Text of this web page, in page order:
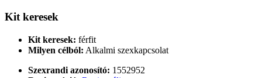
Kit keresek
Kit keresek: férfit
Milyen célból: Alkalmi szexkapcsolat
Szexrandi azonosító: 1552952